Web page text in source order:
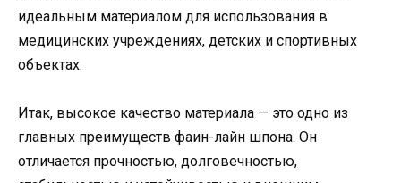
идеальным материалом для использования в
медицинских учреждениях, детских и спортивных
объектах.
Итак, высокое качество материала — это одно из
главных преимуществ фаин-лайн шпона. Он
отличается прочностью, долговечностью,